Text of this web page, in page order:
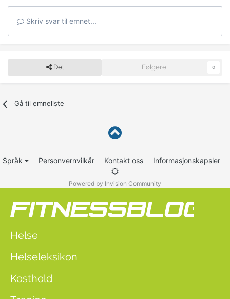
Skriv svar til emnet...
Del Følgere 0
Gå til emneliste
Språk Personvernvilkår Kontakt oss Informasjonskapsler
Powered by Invision Community
Helse
Helseleksikon
Kosthold